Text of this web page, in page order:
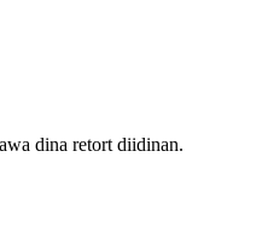
dina retort diidinan.